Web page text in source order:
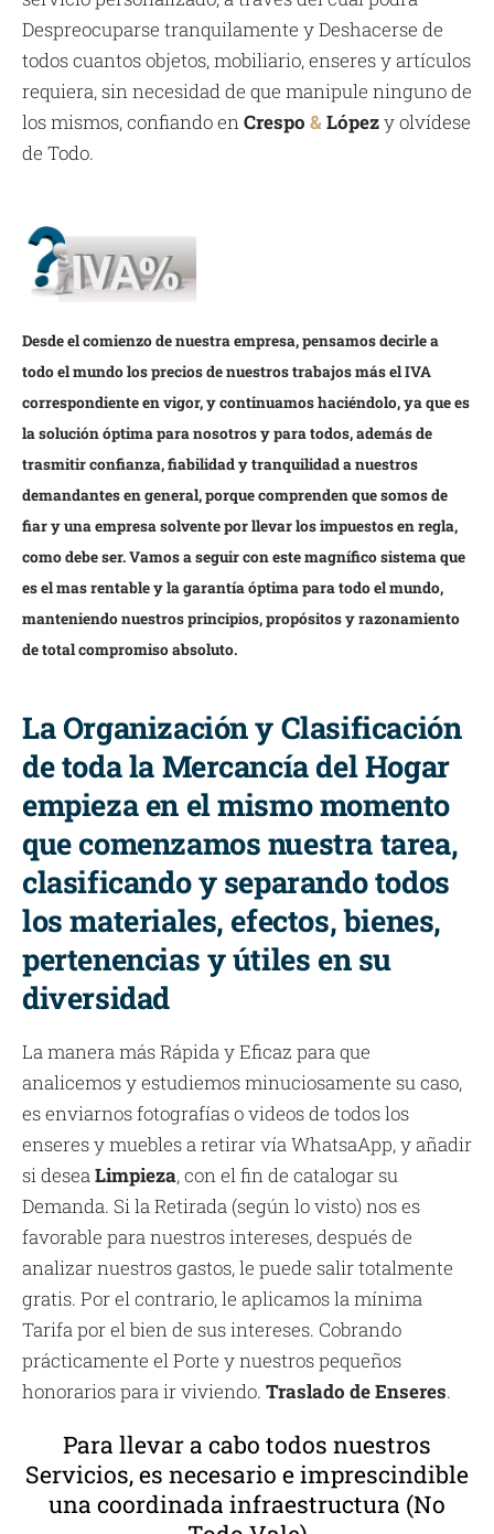
Despreocuparse tranquilamente y Deshacerse de
todos cuantos objetos, mobiliario, enseres y artículos
requiera, sin necesidad de que manipule ninguno de
los mismos, confiando enCrespo &Lópezy olvídese
de Todo.
Desde el comienzo de nuestra empresa, pensamos decirle a
todo el mundo los precios de nuestros trabajos más el IVA
correspondiente en vigor, y continuamos haciéndolo, ya que es
la solución óptima para nosotros y para todos, además de
trasmitir confianza, fiabilidad y tranquilidad a nuestros
demandantes en general, porque comprenden que somos de
fiar y una empresa solvente por llevar los impuestos en regla,
como debe ser. Vamos a seguir con este magnífico sistema que
es el mas rentable y la garantía óptima para todo el mundo,
manteniendo nuestros principios, propósitos y razonamiento
de total compromiso absoluto.
La Organización y Clasificación
de toda la Mercancía del Hogar
empieza en el mismo momento
que comenzamos nuestra tarea,
clasificando y separando todos
los materiales, efectos, bienes,
pertenencias y útiles en su
diversidad
La manera más Rápida y Eficaz para que
analicemos y estudiemos minuciosamente su caso,
es enviarnos fotografías o videos de todos los
enseres y muebles a retirar vía WhatsaApp, y añadir
si deseaLimpieza, con el fin de catalogar su
Demanda. Si la Retirada (según lo visto) nos es
favorable para nuestros intereses, después de
analizar nuestros gastos, le puede salir totalmente
gratis. Por el contrario, le aplicamos la mínima
Tarifa por el bien de sus intereses. Cobrando
prácticamente el Porte y nuestros pequeños
honorarios para ir viviendo. Traslado de Enseres.
Para llevar a cabo todos nuestros
Servicios, es necesario e imprescindible
una coordinada infraestructura (No